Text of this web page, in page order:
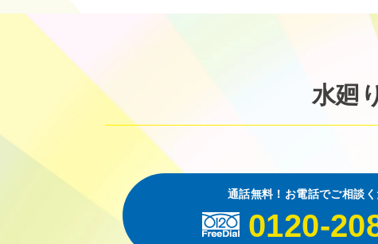
水廻
通話無料！お電話でご相談く
0120-